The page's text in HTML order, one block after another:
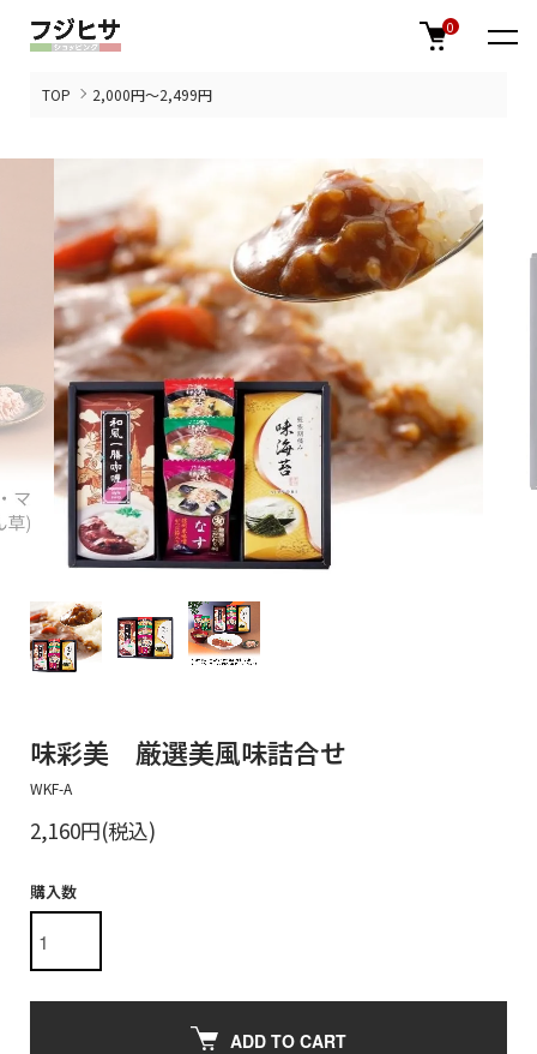
0
TOP 2,000円～2,499円
味彩美 厳選美風味詰合せ
WKF-A
2,160円(税込)
購入数
ADD TO CART